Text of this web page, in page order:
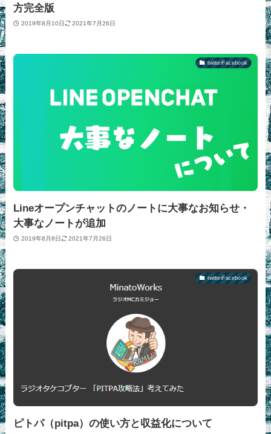
方完全版
2019年8月10日 2021年7月26日
twitterFacebook
Lineオープンチャットのノートに大事なお知らせ・
大事なノートが追加
2019年8月8日 2021年7月26日
twitterFacebook
ピトパ（pitpa）の使い方と収益化について